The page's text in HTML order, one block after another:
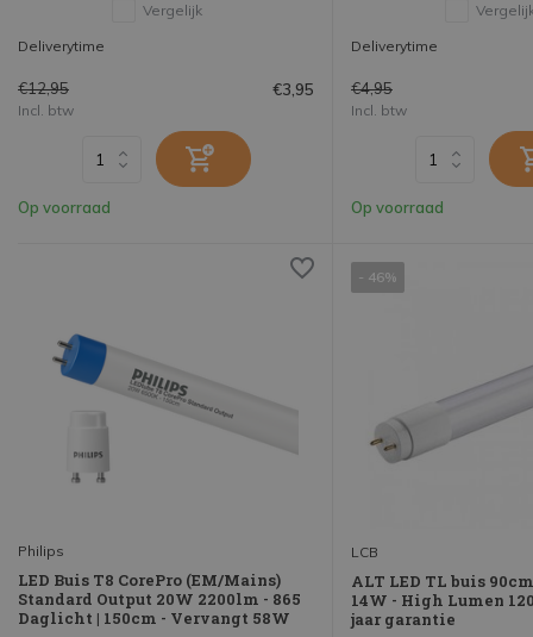
Vergelijk
Deliverytime
€12,95 €3,95
Incl. btw
Op voorraad
Deliverytime
€4,95
Incl. btw
Op voorraad
Philips
LED Buis T8 CorePro (EM/Mains)
Standard Output 20W 2200lm - 865
Daglicht | 150cm - Vervangt 58W
- 46%
LCB
ALT LED TL buis
14W - High Lumen
jaar garantie